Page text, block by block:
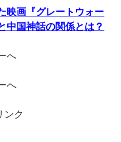
映画『グレートウォー
中国神話の関係とは？
へ
へ
ンク